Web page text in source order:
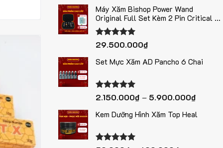
5 sao
Máy Xăm Bishop Power Wand
Original Full Set Kèm 2 Pin Critical –
3 Phiên Bản Stroke 3.5mm / 4.2mm /
5.0mm
Được xếp
5 sao
29.500.000₫
Set Mực Xăm AD Pancho 6 Chai
Được xếp
5 sao
2.150.000₫– 5.900.000₫Khoảng
từ
Kem Dưỡng Hình Xăm Top Heal